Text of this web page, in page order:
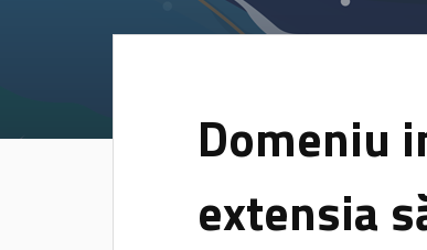
Domeniu
extensia